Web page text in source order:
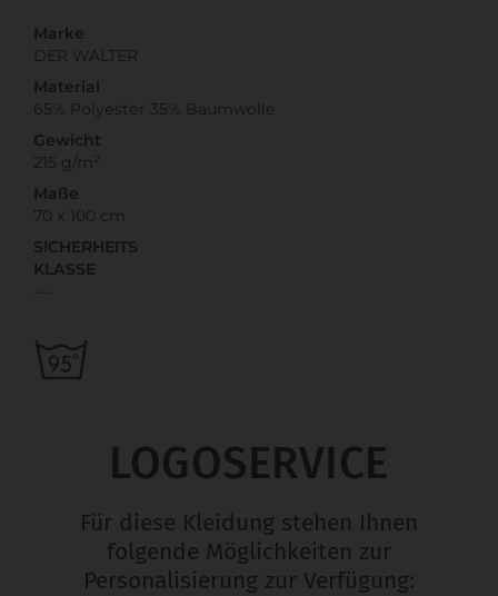
Marke
DER WALTER
Material
65% Polyester 35% Baumwolle
Gewicht
215 g/m²
Maße
70 x 100 cm
SICHERHEITS
KLASSE
LOGOSERVICE
Für diese Kleidung stehen Ihnen
folgende Möglichkeiten zur
Personalisierung zur Verfügung: